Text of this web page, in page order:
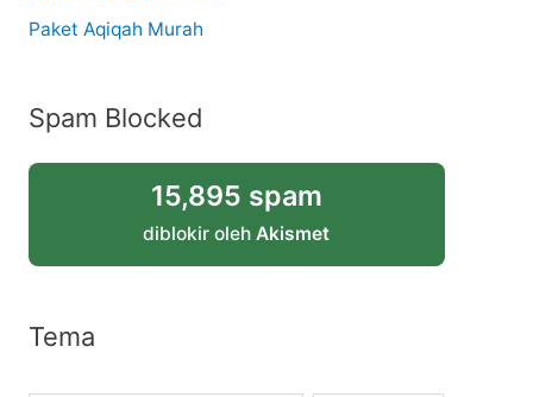
Paket Aqiqah Murah
Spam Blocked
15,895 spam
diblokir olehAkismet
Tema